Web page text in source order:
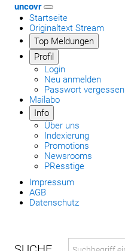
uncovr
Startseite
Originaltext Stream
Top Meldungen
Profil
Login
Neu anmelden
Passwort vergessen
Mailabo
Info
Über uns
Indexierung
Promotions
Newsrooms
PResstige
Impressum
AGB
Datenschutz